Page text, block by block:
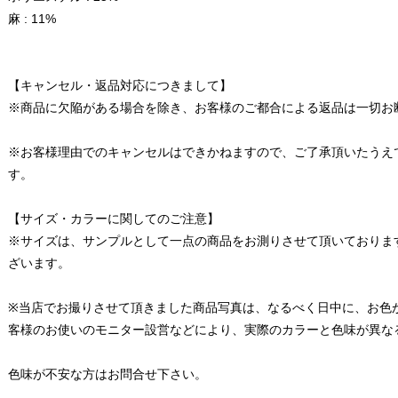
麻 : 11%
【キャンセル・返品対応につきまして】
※商品に欠陥がある場合を除き、お客様のご都合による返品は一切お
※お客様理由でのキャンセルはできかねますので、ご了承頂いたう
す。
【サイズ・カラーに関してのご注意】
※サイズは、サンプルとして一点の商品をお測りさせて頂いており
ざいます。
※当店でお撮りさせて頂きました商品写真は、なるべく日中に、お色
客様のお使いのモニター設営などにより、実際のカラーと色味が異
色味が不安な方はお問合せ下さい。